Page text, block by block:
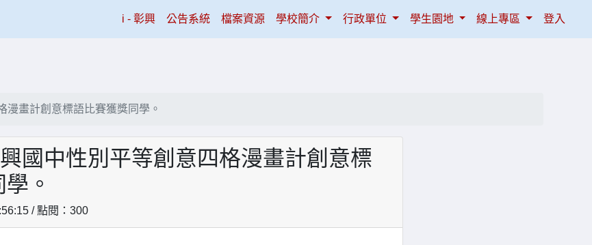
i - 彰興(current)
公告系統 檔案資源 學校簡介 行政單位 學生園地 線上專區 登入
漫畫計創意標語比賽獲獎同學。
國中性別平等創意四格漫畫計創意標
。
/ 點閱：300